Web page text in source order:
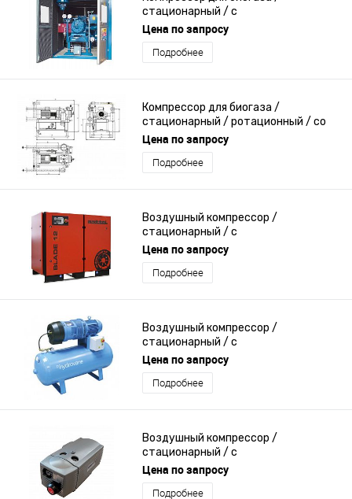
стационарный / с
электродвигателем / лопастный
Цена по запросу
Подробнее
Компрессор для биогаза /
стационарный / ротационный / со
смазкой
Цена по запросу
Подробнее
Воздушный компрессор /
стационарный / с
электродвигателем / лопастный
Цена по запросу
Подробнее
Воздушный компрессор /
стационарный / с
электродвигателем / лопастный
Цена по запросу
Подробнее
Воздушный компрессор /
стационарный / с
электродвигателем / лопастный
Цена по запросу
Подробнее